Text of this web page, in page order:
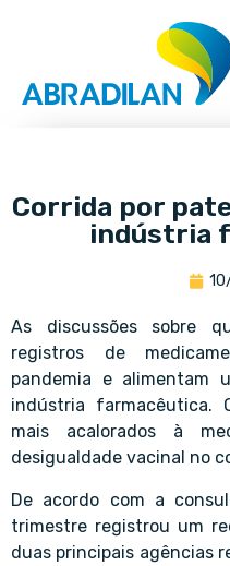
Corrida por
indústria
As discussões sobre
registros de
pandemia e alimentam
indústria farmacêutica.
mais acalorados à
desigualdade vacinal no
De acordo com a
trimestre registrou um
duas principais agências